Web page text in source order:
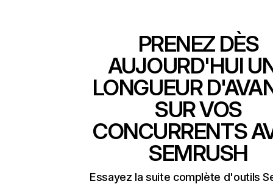
PRENEZ DÈS
AUJOURD'HUI
LONGUEUR
SUR VOS
CONCURRENTS
SEMRUSH
Essayez la suite complète d'outils